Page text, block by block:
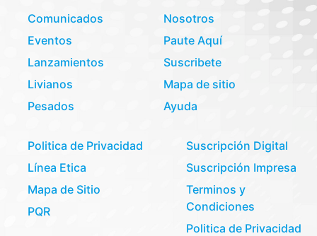
Comunicados
Eventos
Lanzamientos
Livianos
Pesados
Nosotros
Paute Aquí
Suscribete
Mapa de sitio
Ayuda
Politica de Privacidad
Línea Etica
Mapa de Sitio
PQR
Suscripción Digital
Suscripción Impresa
Terminos y
Condiciones
Politica de Privacidad